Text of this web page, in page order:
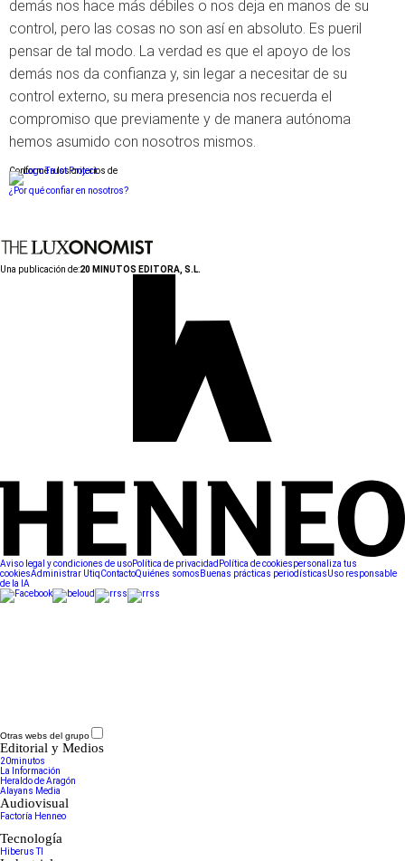
demás nos hace más débiles o nos deja en manos de su
control, pero las cosas no son así en absoluto. Es pueril
pensar de tal modo. La verdad es que el apoyo de los
demás nos da confianza y, sin legar a necesitar de su
control externo, su mera presencia nos recuerda el
compromiso que previamente y de manera autónoma
hemos asumido con nosotros mismos.
Conforme a los criterios de
¿Por qué confiar en nosotros?
Una publicación de:20 MINUTOS EDITORA, S.L.
Aviso legal y condiciones de usoPolítica de privacidad Política de cookiespersonaliza tus
cookiesAdministrar UtiqContactoQuiénes somos Buenas prácticas periodísticasUso responsable
de la IA
Otras webs del grupo
Editorial y Medios
20minutos
La Información
Heraldo de Aragón
Alayans Media
Audiovisual
Factoría Henneo
Tecnología
Hiberus TI